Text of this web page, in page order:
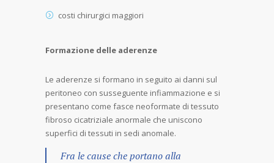
costi chirurgici maggiori
Formazione delle aderenze
Le aderenze si formano in seguito ai danni sul
peritoneo con susseguente infiammazione e si
presentano come fasce neoformate di tessuto
fibroso cicatriziale anormale che uniscono
superfici di tessuti in sedi anomale.
Fra le cause che portano alla